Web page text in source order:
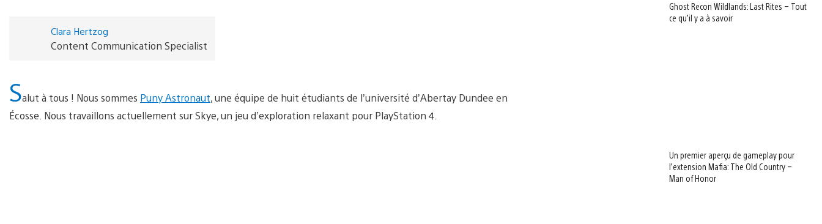
Clara Hertzog
Content Communication Specialist
Salut à tous ! Nous sommes Puny Astronaut, une équipe de huit étudiants de l’université d’Abertay Dundee en
Écosse. Nous travaillons actuellement sur Skye, un jeu d’exploration relaxant pour PlayStation 4.
Ghost Recon Wildlands: Last Rites – Tout
ce qu’il y a à savoir
Un premier aperçu de gameplay pour
l’extension Mafia: The Old Country –
Man of Honor